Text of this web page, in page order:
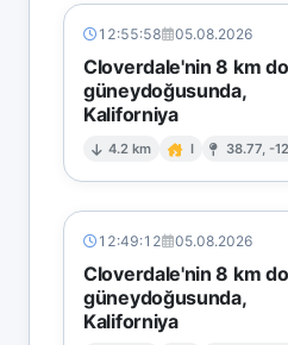
12:55:58 05.08.2026
Cloverdale'nin 8 km
güneydoğusunda,
Kaliforniya
4.2 km I 38.77, -
12:49:12 05.08.2026
Cloverdale'nin 8 km
güneydoğusunda,
Kaliforniya